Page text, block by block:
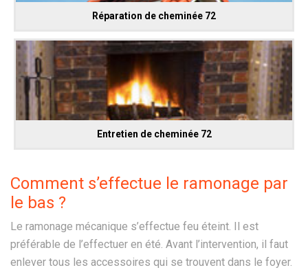
Réparation de cheminée 72
Entretien de cheminée 72
Comment s’effectue le ramonage par
le bas ?
Le ramonage mécanique s’effectue feu éteint. Il est
préférable de l’effectuer en été. Avant l’intervention, il faut
enlever tous les accessoires qui se trouvent dans le foyer.